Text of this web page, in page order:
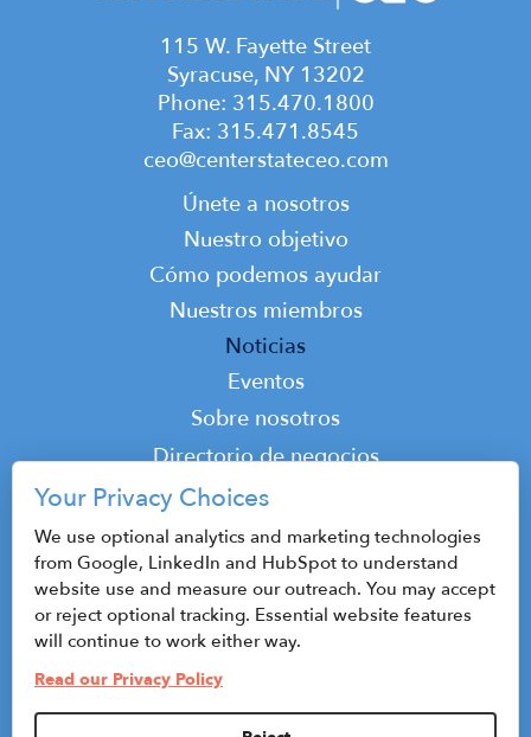
Work Train Workforce Data
Report - December, 2020
June 13, 2021
Work Train Workforce Data
Report - June, 2021
June 13, 2021
Syracuse NY Fact Sheet
December 15, 2015
115 W. Fayette Street
Syracuse, NY 13202
Phone: 315.470.1800
Fax: 315.471.8545
ceo@centerstateceo.com
navigation
Únete a nosotros
Nuestro objetivo
Cómo podemos ayudar
Nuestros miembros
Noticias
Eventos
Top
Sobre nosotros
Directorio de negocios
Podcast
Contacto
© 2026 CenterState CEO
Mapa del sitio
Política de privacidad y condiciones de uso
Your Privacy Choices
We use optional analytics and marketing technologies
from Google, LinkedIn and HubSpot to understand
website use and measure our outreach. You may accept
or reject optional tracking. Essential website features
will continue to work either way.
Read our Privacy Policy